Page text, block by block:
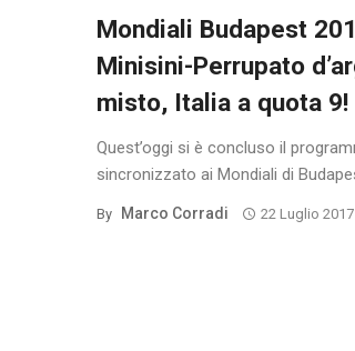
Mondiali Budapest
Minisini-Perrupato
misto, Italia a quota 9!
Quest’oggi si è concluso il
sincronizzato ai Mondiali di
By Marco Corradi 22 Luglio 2017